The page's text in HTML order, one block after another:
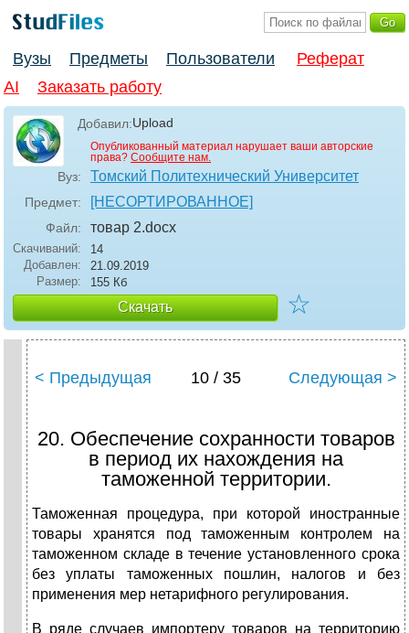
Вузы Предметы Пользователи
Реферат
AI
Заказать работу
Добавил:Upload
Опубликованный материал нарушает ваши авторские
права? Сообщите нам.
Вуз: Томский Политехнический Университет
Предмет: [НЕСОРТИРОВАННОЕ]
Файл: товар 2.docx
Скачиваний:
14
Добавлен:
21.09.2019
Размер:
155 Кб
Скачать ☆
< Предыдущая 10 / 35 Следующая >
20. Обеспечение сохранности товаров
в период их нахождения на
таможенной территории.
Таможенная процедура, при которой иностранные
товары хранятся под таможенным контролем на
таможенном складе в течение установленного срока
без уплаты таможенных пошлин, налогов и без
применения мер нетарифного регулирования.
В ряде случаев импортеру товаров на территорию